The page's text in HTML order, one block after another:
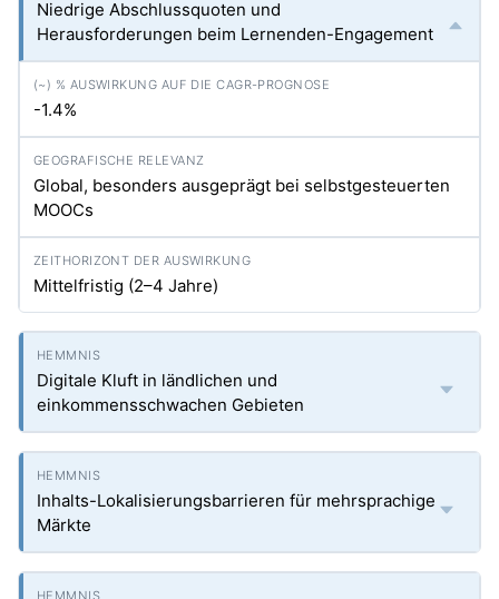
Niedrige Abschlussquoten und
Herausforderungen beim Lernenden-Engagement
-1.4%
Global, besonders ausgeprägt bei selbstgesteuerten
MOOCs
Mittelfristig (2–4 Jahre)
Digitale Kluft in ländlichen und
einkommensschwachen Gebieten
Inhalts-Lokalisierungsbarrieren für mehrsprachige
Märkte